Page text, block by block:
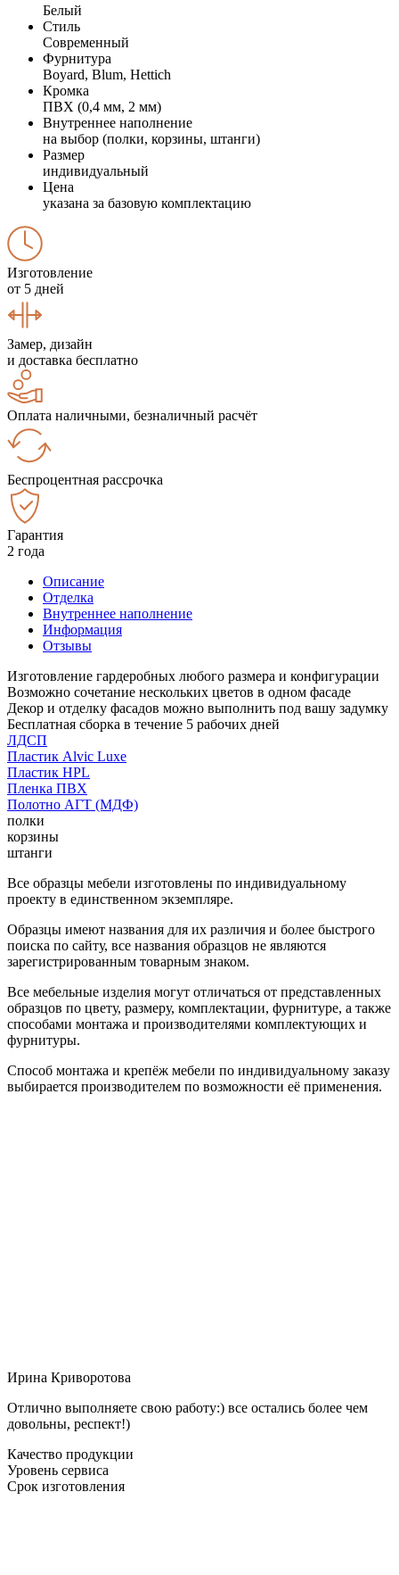
Белый
Стиль
Современный
Фурнитура
Boyard, Blum, Hettich
Кромка
ПВХ (0,4 мм, 2 мм)
Внутреннее наполнение
на выбор (полки, корзины, штанги)
Размер
индивидуальный
Цена
указана за базовую комплектацию
Изготовление
от 5 дней
Замер, дизайн
и доставка бесплатно
Оплата наличными, безналичный расчёт
Беспроцентная рассрочка
Гарантия
2 года
Описание
Отделка
Внутреннее наполнение
Информация
Отзывы
Изготовление гардеробных любого размера и конфигурации
Возможно сочетание нескольких цветов в одном фасаде
Декор и отделку фасадов можно выполнить под вашу задумку
Бесплатная сборка в течение 5 рабочих дней
ЛДСП
Пластик Alvic Luxe
Пластик HPL
Пленка ПВХ
Полотно АГТ (МДФ)
полки
корзины
штанги
Все образцы мебели изготовлены по индивидуальному
проекту в единственном экземпляре.
Образцы имеют названия для их различия и более быстрого
поиска по сайту, все названия образцов не являются
зарегистрированным товарным знаком.
Все мебельные изделия могут отличаться от представленных
образцов по цвету, размеру, комплектации, фурнитуре, а также
способами монтажа и производителями комплектующих и
фурнитуры.
Способ монтажа и крепёж мебели по индивидуальному заказу
выбирается производителем по возможности её применения.
Ирина Криворотова
Отлично выполняете свою работу:) все остались более чем
довольны, респект!)
Качество продукции
Уровень сервиса
Срок изготовления